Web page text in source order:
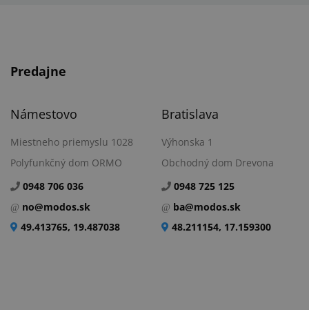
Predajne
Námestovo
Miestneho priemyslu 1028
Polyfunkčný dom ORMO
0948 706 036
no@modos.sk
49.413765, 19.487038
Bratislava
Výhonska 1
Obchodný dom Drevona
0948 725 125
ba@modos.sk
48.211154, 17.159300